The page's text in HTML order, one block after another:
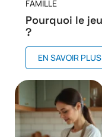
FAMILLE
Pourquoi le
?
EN SAVOIR PLUS